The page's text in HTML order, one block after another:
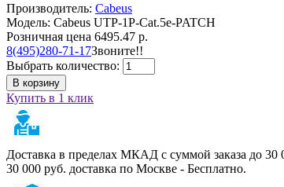
Производитель: Cabeus
Модель: Cabeus UTP-1P-Cat.5e-PATCH
Розничная цена 6495.47 р.
8(495)280-71-17Звоните!!
Выбрать количество:
В корзину
Купить в 1 клик
Доставка в пределах МКАД с суммой заказа до 30
30 000 руб. доставка по Москве - Бесплатно.